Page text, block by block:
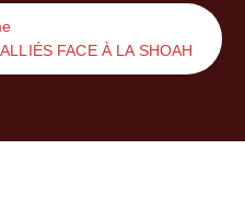
FACE À LA SHOAH